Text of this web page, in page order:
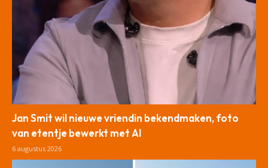
Jan Smit wil nieuwe vriendin bekendmaken, foto
van etentje bewerkt met AI
6 augustus 2026